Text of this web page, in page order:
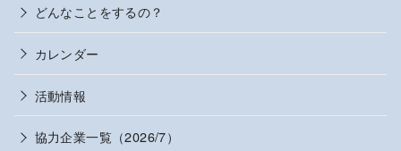
どんなことをするの？
カレンダー
活動情報
協力企業一覧（2026/7）